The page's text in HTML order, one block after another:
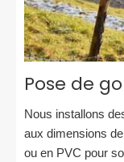
Pose de
Nous installons
aux dimensions
ou en PVC pour